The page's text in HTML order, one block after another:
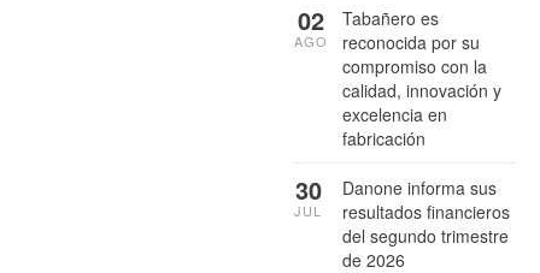
Tabañero es
reconocida por su
compromiso con la
calidad, innovación y
excelencia en
fabricación
02
AGO
Danone informa sus
resultados financieros
del segundo trimestre
de 2026
30
JUL